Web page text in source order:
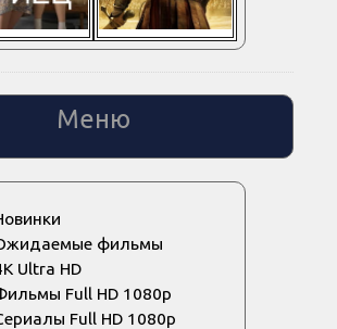
Меню
фильмы
Ultra HD
Full HD 1080p
Full HD 1080p